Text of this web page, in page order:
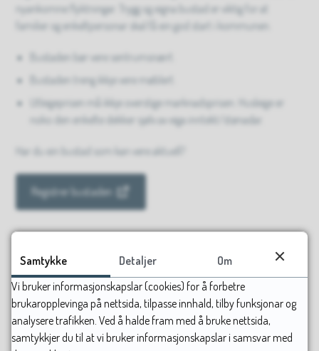
nyankomne flyktningar. Trygg og eigna bustad er viktig for at
familier og enkeltpersonar skal få ein god start i kommunen.
Bustaden bør vere sentrumsnært.
Bustaden treng ikkje vere møblert.
Utleigeprisen må ikkje overstige marknadsprisen. Husleige er
noko den enkelte dekker sjølv av eiga inntekt/stønadar.
Har du ein bustad som kan vere aktuell?
Registrer bustaden
Døme på oppgåver som det kan trengast hjelp til er:
fadder/støtteperson
praktisk hjelp, til dømes skruve saman møblar.
språkhjelp/oversettar
Samtykke Detaljer
Om
Vi bruker informasjonskapslar (cookies) for å forbetre
brukaropplevinga på nettsida, tilpasse innhald, tilby funksjonar og
analysere trafikken. Ved å halde fram med å bruke nettsida,
samtykkjer du til at vi bruker informasjonskapslar i samsvar med